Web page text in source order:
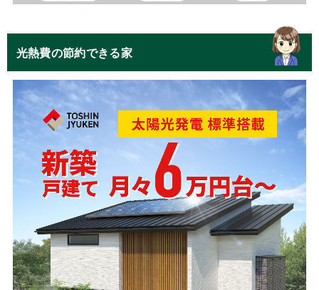
光熱費の節約できる家